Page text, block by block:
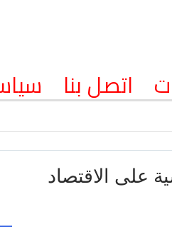
اتصل بنا
على الاقتصاد